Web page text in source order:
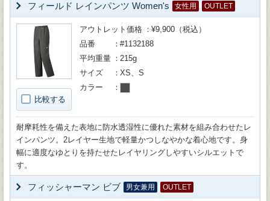
フィールド レインパンツ Women's 女性用 OUTLET
比較する
アウトレット価格
¥9,900（税込）
品番
#1132188
平均重量
215g
サイズ
XS、S
カラー
耐摩耗性を備えた表地に防水透湿性に優れた素材を組み合わせたレ
インパンツ。2レイヤー生地で軽量かつしなやかな着心地です。身
幅に適度なゆとりを持たせたレイヤリングしやすいシルエットで
す。
フィッシャーマン ビブ 男女兼用 OUTLET